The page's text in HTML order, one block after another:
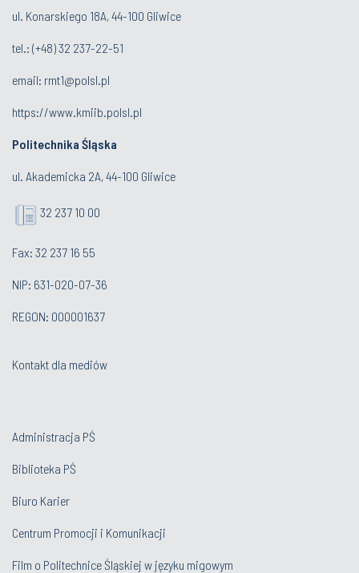
ul. Konarskiego 18A, 44-100 Gliwice
tel.: (+48) 32 237-22-51
email: rmt1@polsl.pl
https://www.kmiib.polsl.pl
Politechnika Śląska
ul. Akademicka 2A, 44-100 Gliwice
32 237 10 00
Fax: 32 237 16 55
NIP: 631-020-07-36
REGON: 000001637
Kontakt dla mediów
Administracja PŚ
Biblioteka PŚ
Biuro Karier
Centrum Promocji i Komunikacji
Film o Politechnice Śląskiej w języku migowym